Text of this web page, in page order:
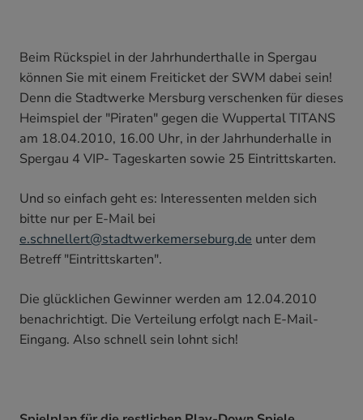
Beim Rückspiel in der Jahrhunderthalle in Spergau
können Sie mit einem Freiticket der SWM dabei sein!
Denn die Stadtwerke Mersburg verschenken für dieses
Heimspiel der "Piraten" gegen die Wuppertal TITANS
am 18.04.2010, 16.00 Uhr, in der Jahrhunderhalle in
Spergau 4 VIP- Tageskarten sowie 25 Eintrittskarten.
Und so einfach geht es: Interessenten melden sich
bitte nur per E-Mail bei
e.schnellert@stadtwerkemerseburg.de unter dem
Betreff "Eintrittskarten".
Die glücklichen Gewinner werden am 12.04.2010
benachrichtigt. Die Verteilung erfolgt nach E-Mail-
Eingang. Also schnell sein lohnt sich!